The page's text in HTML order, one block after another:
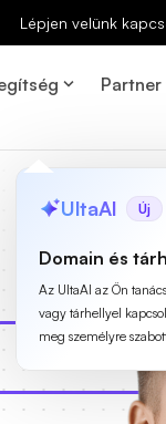
Lépjen velünk
Partner
UltaAI Új
Domain és
Az UltaAI az Ön
vagy tárhellyel
meg személyre